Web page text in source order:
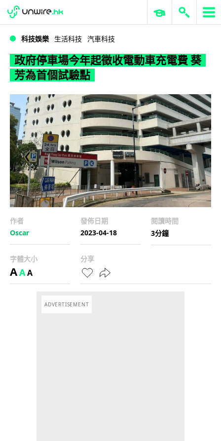
WWDC 2026 ERP 與商業 AI
科技娛樂 生活科技 汽車科技
政府停車場今年起徵收電動車充電費 葵
芳為首個試驗點
作者
Oscar
發佈日期
2023-04-18
閱讀時間
3分鐘
字體大小
AAA
分享
ADVERTISEMENT